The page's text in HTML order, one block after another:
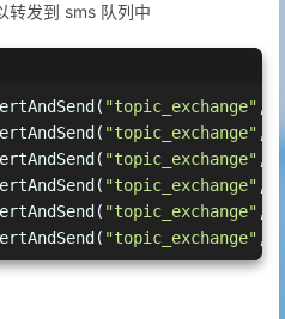
转发到 sms 队列中
"topic_exchange" ,
"topic_exchange" ,
"topic_exchange" ,
"topic_exchange" ,
"topic_exchange" ,
"topic_exchange" ,